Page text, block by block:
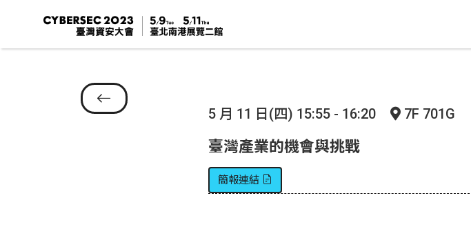
5 月 11 日(四) 15:55 - 16:20 7F 701G
臺灣產業的機會與挑戰
簡報連結